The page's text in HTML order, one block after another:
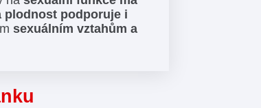
plodnost podporuje i
sexuálním vztahům a